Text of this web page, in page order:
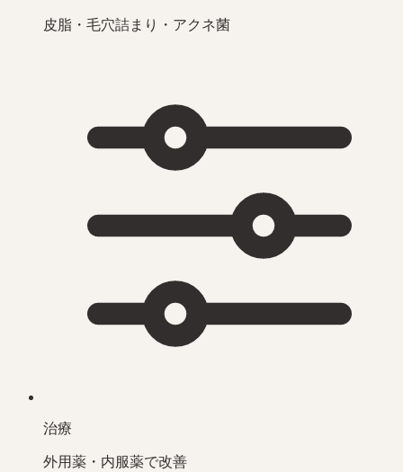
皮脂・毛穴詰まり・アクネ菌
治療
外用薬・内服薬で改善